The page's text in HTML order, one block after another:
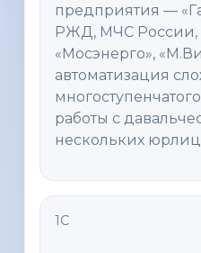
предприятия —
РЖД, МЧС России,
«Мосэнерго»,
автоматизация
работы с
нескольких
1С